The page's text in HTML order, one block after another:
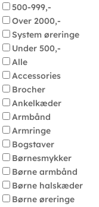
500-999,-
Over 2000,-
System øreringe
Under 500,-
Alle
Accessories
Brocher
Ankelkæder
Armbånd
Armringe
Bogstaver
Børnesmykker
Børne armbånd
Børne halskæder
Børne øreringe